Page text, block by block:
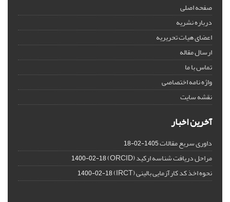
صفحه اصلی
درباره نشریه
اعضای هیات تحریریه
ارسال مقاله
تماس با ما
واژه نامه اختصاصی
نقشه سایت
آخرین اخبار
داوری سریع مقالات1405-02-18
مراحل دریافت شناسه ارکید (ORCID) 1400-02-18
نحوه اخذ کد کارآزمایی بالینی (IRCT) 1400-02-18